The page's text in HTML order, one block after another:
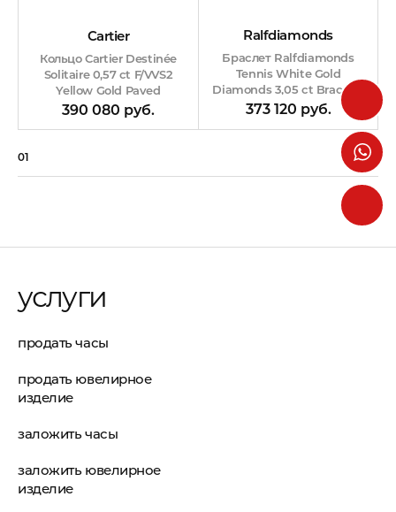
Cartier
Кольцо Cartier Destinée
Solitaire 0,57 ct F/VVS2
Yellow Gold Paved
390 080 руб.
Ralfdiamonds
Браслет Ralfdiamonds
Tennis White Gold
Diamonds 3,05 ct Bracelet
RDB
373 120 руб.
01 07
услуги
продать часы
продать ювелирное
изделие
заложить часы
заложить ювелирное
изделие